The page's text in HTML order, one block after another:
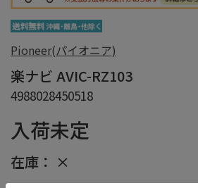
Pioneer(パイオニア)
楽ナビ AVIC-RZ103
4988028450518
入荷未定
在庫： ×